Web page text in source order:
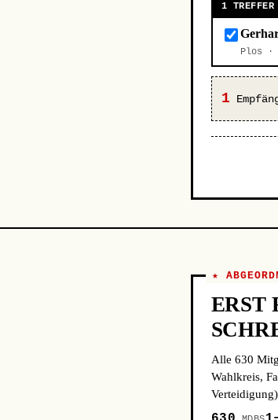
1 TREFFER
Plos ·
1
★
ERST
Alle 630
Wahlkreis,